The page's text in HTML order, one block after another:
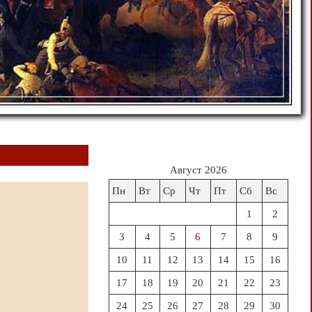
Август 2026
Пн
Вт Ср Чт Пт Сб Вс
1 2
3 4 5 6 7 8 9
10 11 12 13 14 15 16
17 18 19 20 21 22 23
24 25 26 27 28 29 30